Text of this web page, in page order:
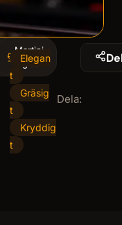
3 1
serving
Martini-
glas
Elegan
t
Gräsig
t
Kryddig
t
Dela: